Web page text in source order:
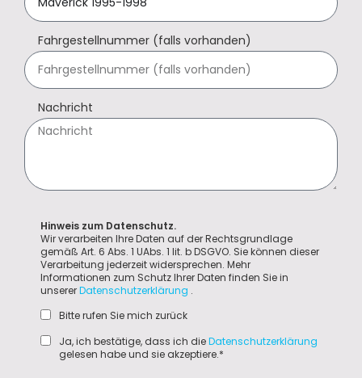
Fahrgestellnummer (falls vorhanden)
Nachricht
Hinweis zum Datenschutz.
Wir verarbeiten Ihre Daten auf der Rechtsgrundlage
gemäß Art. 6 Abs. 1 UAbs. 1 lit. b DSGVO. Sie können dieser
Verarbeitung jederzeit widersprechen. Mehr
Informationen zum Schutz Ihrer Daten finden Sie in
unsererDatenschutzerklärung .
Bitte rufen Sie mich zurück
Ja, ich bestätige, dass ich dieDatenschutzerklärung
gelesen habe und sie akzeptiere.*